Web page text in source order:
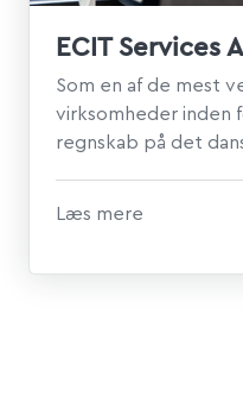
ECIT Services
Som en af de mest
virksomheder inden
regnskab på det
Læs mere